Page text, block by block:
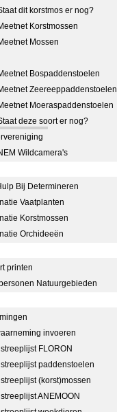
dit korstmos er nog?
Korstmossen
Mossen
Bospaddenstoelen
Zeereeppaddenstoelen
Moeraspaddenstoelen
deze soort er nog?
Wildcamera's
Bij Determineren
Vaatplanten
Korstmossen
Orchideeën
printen
Natuurgebieden
invoeren
FLORON
paddenstoelen
(korst)mossen
ANEMOON